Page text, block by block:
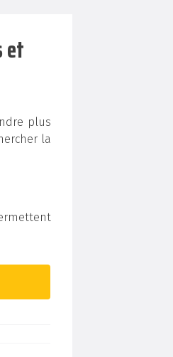
et
plus
la